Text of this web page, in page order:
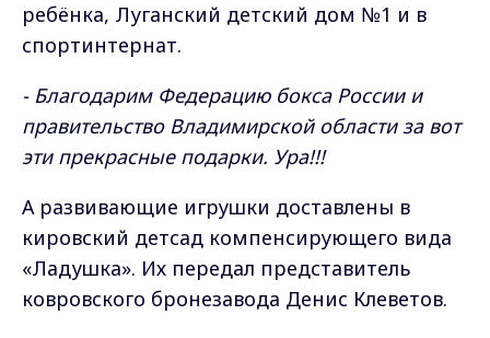
ребёнка, Луганский детский дом №1 и в
спортинтернат.
- Благодарим Федерацию бокса России и
правительство Владимирской области за вот
эти прекрасные подарки. Ура!!!
А развивающие игрушки доставлены в
кировский детсад компенсирующего вида
«Ладушка». Их передал представитель
ковровского бронезавода Денис Клеветов.